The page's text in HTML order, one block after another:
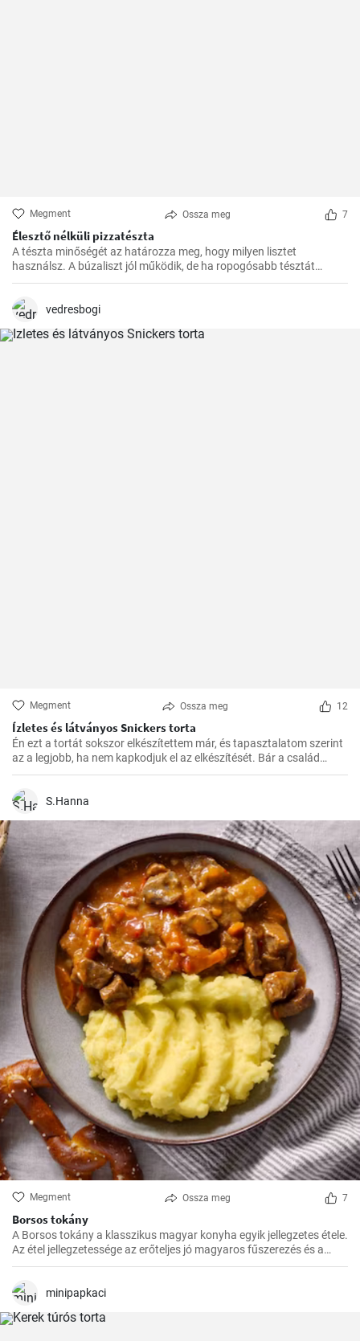
Megment Ossza meg 7
Élesztő nélküli pizzatészta
A tészta minőségét az határozza meg, hogy milyen lisztet
használsz. A búzaliszt jól működik, de ha ropogósabb tésztát
szeretnél, használj finomított lisztet.
vedresbogi
Megment Ossza meg 12
Ízletes és látványos Snickers torta
Én ezt a tortát sokszor elkészítettem már, és tapasztalatom szerint
az a legjobb, ha nem kapkodjuk el az elkészítését. Bár a család
mindig türelmetlenül várja, de megéri kivárni, hogy minden réteg
végeredmény!
S.Hanna
Megment Ossza meg 7
Borsos tokány
A Borsos tokány a klasszikus magyar konyha egyik jellegzetes étele.
Az étel jellegzetessége az erőteljes jó magyaros fűszerezés és a
hosszú, lassú főzés, melynek köszönhetően az ízek mindig
belőle.
minipapkaci